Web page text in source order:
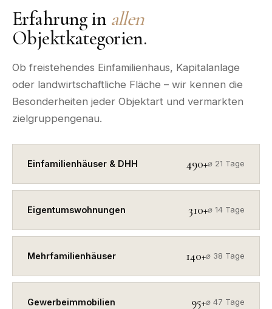
Erfahrung in allen
Objektkategorien.
Ob freistehendes Einfamilienhaus, Kapitalanlage
oder landwirtschaftliche Fläche – wir kennen die
Besonderheiten jeder Objektart und vermarkten
zielgruppengenau.
Einfamilienhäuser & DHH 490+⌀ 21 Tage
Eigentumswohnungen 310+⌀ 14 Tage
Mehrfamilienhäuser 140+⌀ 38 Tage
Gewerbeimmobilien 95+⌀ 47 Tage